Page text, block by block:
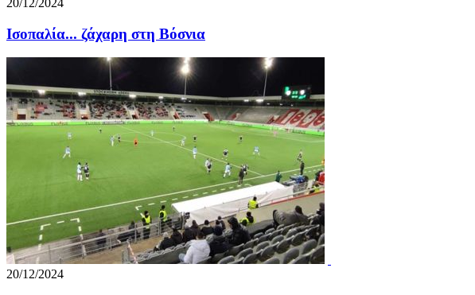
Ισοπαλία... ζάχαρη στη Βόσνια
20/12/2024